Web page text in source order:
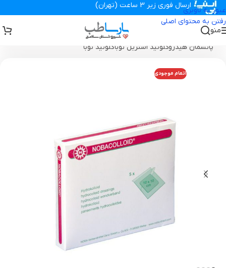
عبور به ناوبری
رفتن به محتوای اصلی
ارسال فوری زیر 3 ساعت (تهران)
منو
تجهیزات پزشکی پارساطب انواع پانسمان زخم پانسمان هیدروکلوئید >
پانسمان هیدروکلوئید استریل نوباکلوئید نوبا
اتمام موجودی